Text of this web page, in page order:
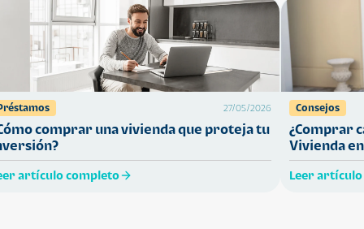
27/05/2026
comprar una vivienda que proteja tu
artículo completo
Consejos
¿Comprar
Vivienda
Leer